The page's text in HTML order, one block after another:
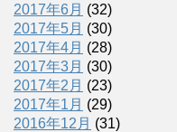
2017年6月 (32)
2017年5月 (30)
2017年4月 (28)
2017年3月 (30)
2017年2月 (23)
2017年1月 (29)
2016年12月 (31)